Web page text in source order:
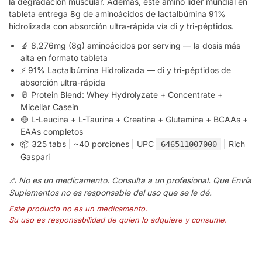
tableta entrega 8g de aminoácidos de lactalbúmina 91%
hidrolizada con absorción ultra-rápida vía di y tri-péptidos.
🔬 8,276mg (8g) aminoácidos por serving — la dosis más
alta en formato tableta
⚡ 91% Lactalbúmina Hidrolizada — di y tri-péptidos de
absorción ultra-rápida
🥛 Protein Blend: Whey Hydrolyzate + Concentrate +
Micellar Casein
🟡 L-Leucina + L-Taurina + Creatina + Glutamina + BCAAs +
EAAs completos
📦 325 tabs | ~40 porciones | UPC
646511007000
| Rich
Gaspari
⚠️ No es un medicamento. Consulta a un profesional. Que Envía
Suplementos no es responsable del uso que se le dé.
Este producto no es un medicamento.
Su uso es responsabilidad de quien lo adquiere y consume.